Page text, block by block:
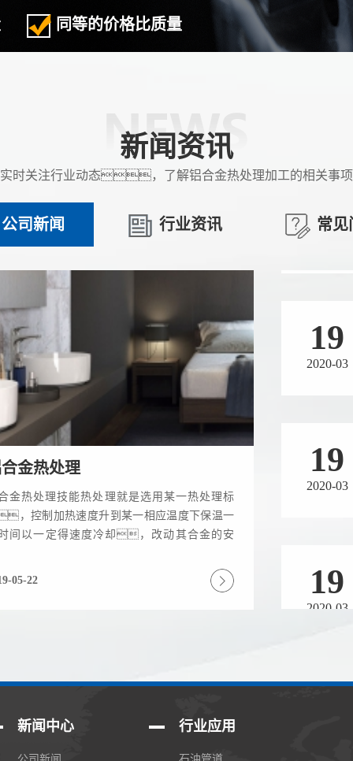
同等的价格比质量
新闻资讯
实时关注行业动态，了解铝合金热处理加工的相关事项
公司新闻 行业资讯 常见
金热处理
金热处理技能热处理就是选用某一热处理标
，控制加热速度升到某一相应温度下保温一
间以一定得速度冷却，改动其合金的安
05-22
2020-03
19
2020-03
19
2020-03
19
2020-03
19
新闻中心 行业应用